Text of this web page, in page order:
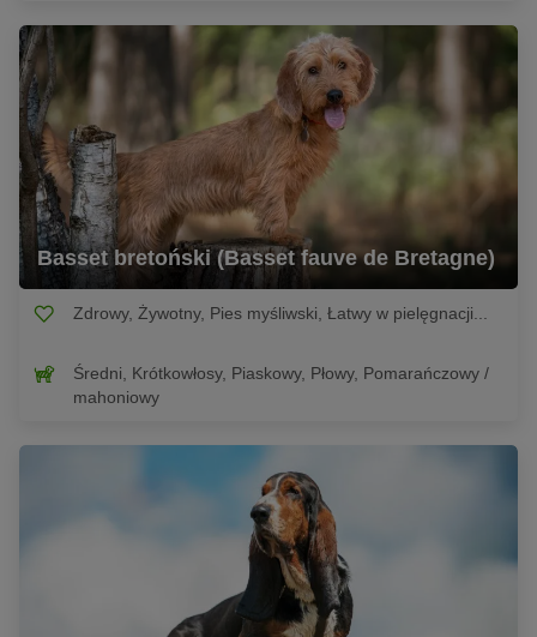
Basset bretoński (Basset fauve de Bretagne)
Zdrowy, Żywotny, Pies myśliwski, Łatwy w pielęgnacji...
Średni, Krótkowłosy, Piaskowy, Płowy, Pomarańczowy /
mahoniowy